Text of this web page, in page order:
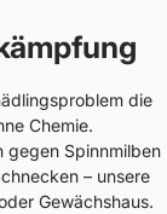
die
Chemie.
gegen Spinnmilben
– unsere
Gewächshaus.